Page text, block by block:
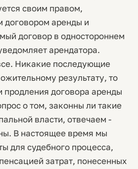
своим правом,
договором аренды и
договор в одностороннем
арендатора.
Никакие последующие
результату, то
продления договора аренды
о том, законны ли такие
власти, отвечаем -
В настоящее время мы
для судебного процесса,
затрат, понесенных